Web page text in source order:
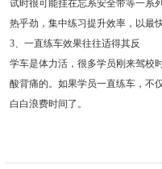
试时很可能挂在忘系安全带等一系
热乎劲，集中练习提升效率，以最
3、一直练车效果往往适得其反
学车是体力活，很多学员刚来驾校
酸背痛的。如果学员一直练车，不
白白浪费时间了。